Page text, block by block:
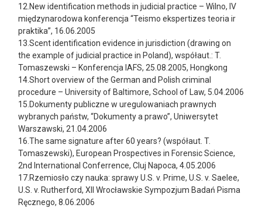
12.New identification methods in judicial practice – Wilno, IV
międzynarodowa konferencja “Teismo ekspertizes teoria ir
praktika”, 16.06.2005
13.Scent identification evidence in jurisdiction (drawing on
the example of judicial practice in Poland), współaut.: T.
Tomaszewski – Konferencja IAFS, 25.08.2005, Hongkong
14.Short overview of the German and Polish criminal
procedure – University of Baltimore, School of Law, 5.04.2006
15.Dokumenty publiczne w uregulowaniach prawnych
wybranych państw, “Dokumenty a prawo”, Uniwersytet
Warszawski, 21.04.2006
16.The same signature after 60 years? (współaut. T.
Tomaszewski), European Prospectives in Forensic Science,
2nd International Conferrence, Cluj Napoca, 4.05.2006
17.Rzemiosło czy nauka: sprawy U.S. v. Prime, U.S. v. Saelee,
U.S. v. Rutherford, XII Wrocławskie Sympozjum Badań Pisma
Ręcznego, 8.06.2006